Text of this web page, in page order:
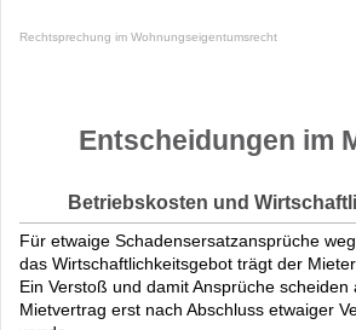
Rechtsprechung im Wohnungseigentumsrecht
Entscheidungen im
Betriebskosten und
Für etwaige Schadensersatzansprüche
das Wirtschaftlichkeitsgebot trägt der
Ein Verstoß und damit Ansprüche scheiden
Mietvertrag erst nach Abschluss etwaiger